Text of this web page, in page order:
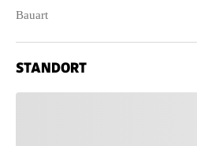
Bauart
STANDORT